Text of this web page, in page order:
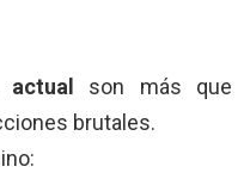
actual son más que
brutales.